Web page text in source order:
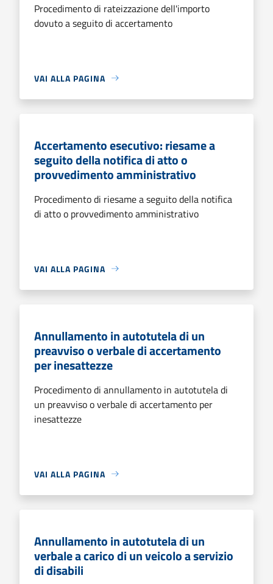
Procedimento di rateizzazione dell'importo
dovuto a seguito di accertamento
VAI ALLA PAGINA
Accertamento esecutivo: riesame a
seguito della notifica di atto o
provvedimento amministrativo
Procedimento di riesame a seguito della notifica
di atto o provvedimento amministrativo
VAI ALLA PAGINA
Annullamento in autotutela di un
preavviso o verbale di accertamento
per inesattezze
Procedimento di annullamento in autotutela di
un preavviso o verbale di accertamento per
inesattezze
VAI ALLA PAGINA
Annullamento in autotutela di un
verbale a carico di un veicolo a servizio
di disabili